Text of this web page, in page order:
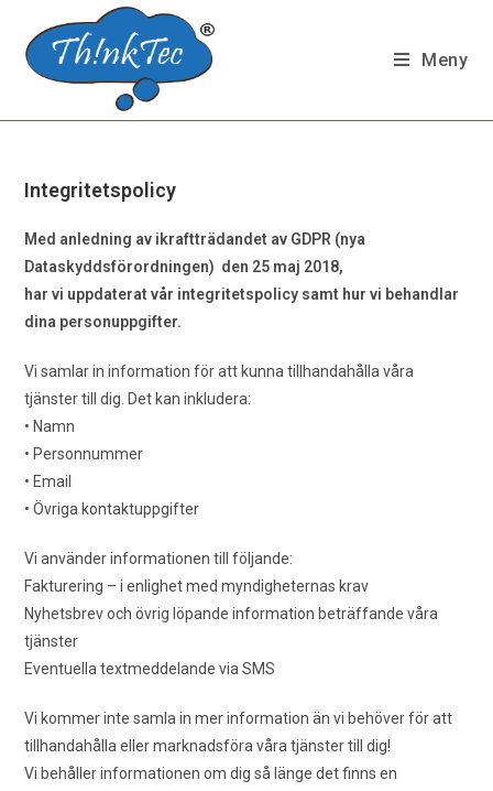
innehållet
Meny
Integritetspolicy
Med anledning av ikraftträdandet av GDPR (nya
Dataskyddsförordningen) den 25 maj 2018,
har vi uppdaterat vår integritetspolicy samt hur vi behandlar
dina personuppgifter.
Vi samlar in information för att kunna tillhandahålla våra
tjänster till dig. Det kan inkludera:
• Namn
• Personnummer
• Email
• Övriga kontaktuppgifter
Vi använder informationen till följande:
Fakturering – i enlighet med myndigheternas krav
Nyhetsbrev och övrig löpande information beträffande våra
tjänster
Eventuella textmeddelande via SMS
Vi kommer inte samla in mer information än vi behöver för att
tillhandahålla eller marknadsföra våra tjänster till dig!
Vi behåller informationen om dig så länge det finns en